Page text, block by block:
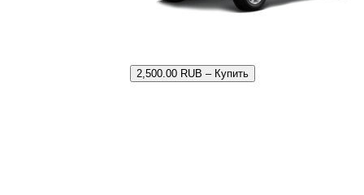
2,500.00 RUB – Купить